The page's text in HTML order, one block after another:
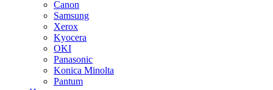
Canon
Samsung
Xerox
Kyocera
OKI
Panasonic
Konica Minolta
Pantum